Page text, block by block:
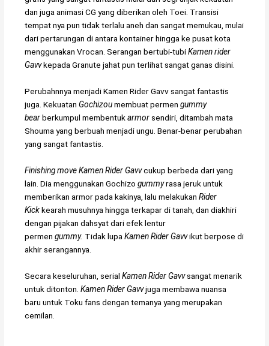
dan juga animasi CG yang diberikan oleh Toei. Transisi
tempat nya pun tidak terlalu aneh dan sangat memukau, mulai
dari pertarungan di antara kontainer hingga ke pusat kota
menggunakan Vrocan. Serangan bertubi-tubiKamen rider
Gavvkepada Granute jahat pun terlihat sangat ganas disini.
Perubahnnya menjadi Kamen Rider Gavv sangat fantastis
juga. KekuatanGochizoumembuat permengummy
bearberkumpul membentukarmor sendiri, ditambah mata
Shouma yang berbuah menjadi ungu. Benar-benar perubahan
yang sangat fantastis.
Finishing moveKamen Rider Gavvcukup berbeda dari yang
lain. Dia menggunakan Gochizogummyrasa jeruk untuk
memberikan armor pada kakinya, lalu melakukanRider
Kickkearah musuhnya hingga terkapar di tanah, dan diakhiri
dengan pijakan dahsyat dari efek lentur
permengummy. Tidak lupaKamen Rider Gavvikut berpose di
akhir serangannya.
Secara keseluruhan, serialKamen Rider Gavvsangat menarik
untuk ditonton.Kamen Rider Gavvjuga membawa nuansa
baru untuk Toku fans dengan temanya yang merupakan
cemilan.